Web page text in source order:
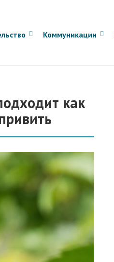
Коммуникации
как